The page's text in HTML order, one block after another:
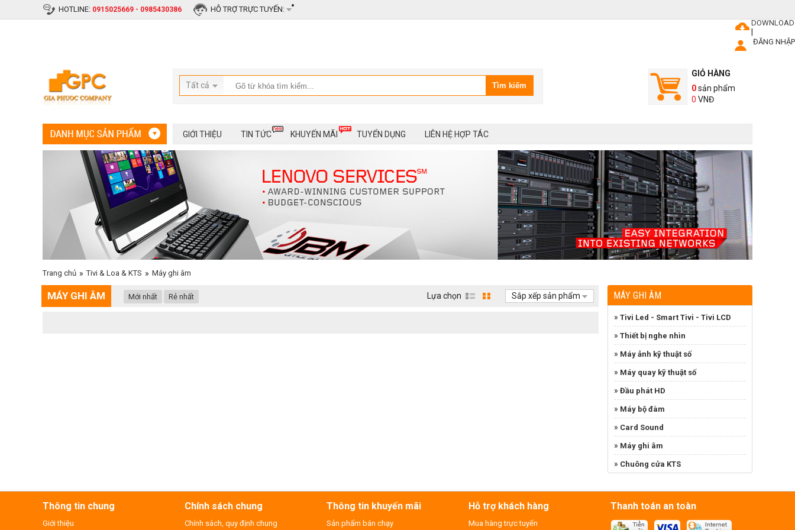
HOTLINE: 0915025669 - 0985430386
HỖ TRỢ TRỰC TUYẾN:
DOWNLOAD
ĐĂNG NHẬP
Tất cả
GIỎ HÀNG
0sản phẩm
0 VNĐ
GIỚI THIỆU TIN TỨC KHUYẾN MÃI TUYỂN DỤNG LIÊN HỆ HỢP TÁC
Trang chủ » Tivi & Loa & KTS » Máy ghi âm
MÁY GHI ÂM Mới nhất Rẻ nhất Sắp xếp sản phẩm
Lựa chọn MÁY GHI ÂM
» Tivi Led - Smart Tivi - Tivi LCD
» Thiết bị nghe nhìn
» Máy ảnh kỹ thuật số
» Máy quay kỹ thuật số
» Đầu phát HD
» Máy bộ đàm
» Card Sound
» Máy ghi âm
» Chuông cửa KTS
Thông tin chung
Giới thiệu
Chính sách chung
Chính sách, quy định chung
Thông tin khuyến mãi
Sản phẩm bán chạy
Hỗ trợ khách hàng
Mua hàng trực tuyến
Thanh toán an toàn